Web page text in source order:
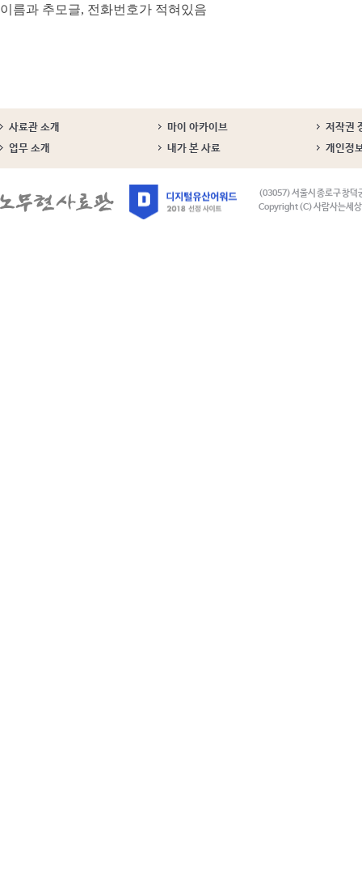
이름과 추모글, 전화번호가 적혀있음
사료관 소개 마이 아카이브
저작권
업무 소개
내가 본 사료 개인정
(03057) 서울시 종로구 창덕
Copyright (C) 사람사는세